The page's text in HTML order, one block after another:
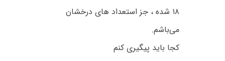
۱۸ شده ، جز استعداد های درخشان
می‌باشم.
کجا باید پیگیری کنم